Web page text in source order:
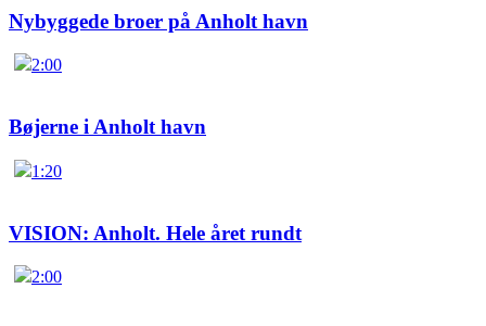
Nybyggede broer på Anholt havn
2:00
Bøjerne i Anholt havn
1:20
VISION: Anholt. Hele året rundt
2:00